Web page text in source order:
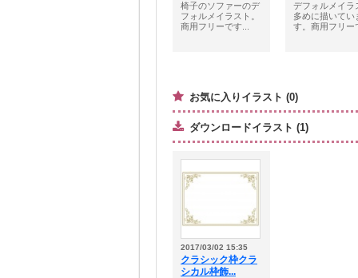
椅子のソファーのデ
フォルメイラスト。
商用フリーです...
デフォルメイラ
多めに描いてい
す。商用フリー
お気に入りイラスト (0)
ダウンロードイラスト (1)
2017/03/02 15:35
クラシック枠クラ
シカル枠飾...